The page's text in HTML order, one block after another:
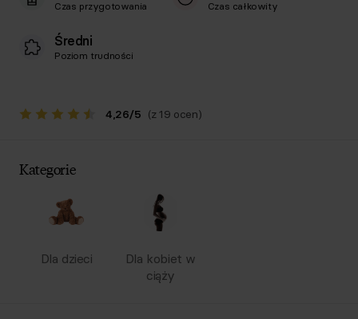
Czas przygotowania Czas całkowity
Średni
Poziom trudności
4,26/5 (z 19 ocen)
Kategorie
Dla dzieci
Dla kobiet w
ciąży